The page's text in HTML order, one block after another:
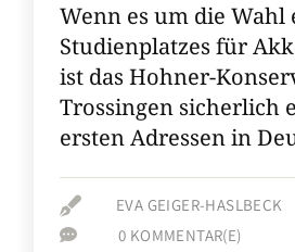
Wenn es um die Wahl
Studienplatzes für
ist das Hohner-
Trossingen sicherlich
ersten Adressen in
 EVA GEIGER-HASLBECK
 0 KOMMENTAR(E)